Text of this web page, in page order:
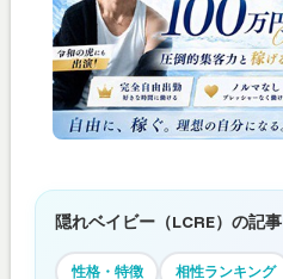
隠れベイビー（LCRE）の記事
性格・特徴 相性ランキング